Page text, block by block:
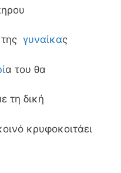
γυναίκας
α του θα
τη δική
κρυφοκοιτάει